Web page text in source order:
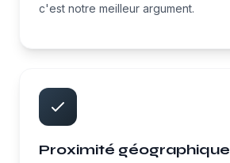
c'est notre meilleur argument.
Proximité géographique